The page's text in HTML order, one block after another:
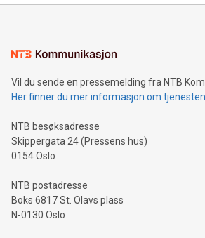
Vil du sende en pressemelding fra NTB
Her finner du mer informasjon om tjenesten
NTB besøksadresse
Skippergata 24 (Pressens hus)
0154 Oslo
NTB postadresse
Boks 6817 St. Olavs plass
N-0130 Oslo